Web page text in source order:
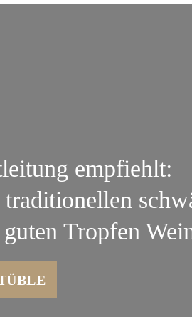
empfiehlt:
Tropfen